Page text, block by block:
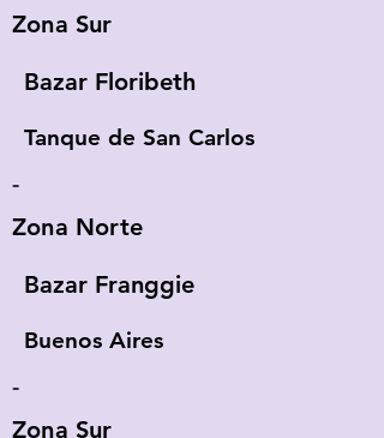
Zona Sur
Bazar Floribeth
Tanque de San Carlos
-
Zona Norte
Bazar Franggie
Buenos Aires
-
Zona Sur